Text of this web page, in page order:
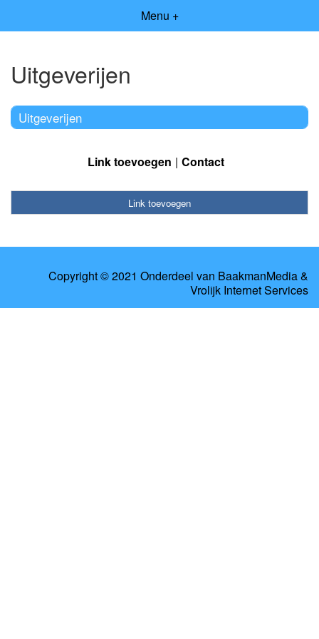
Menu +
Uitgeverijen
Uitgeverijen
Link toevoegen Contact
Link toevoegen
Copyright © 2021 Onderdeel van BaakmanMedia&
Vrolijk Internet Services